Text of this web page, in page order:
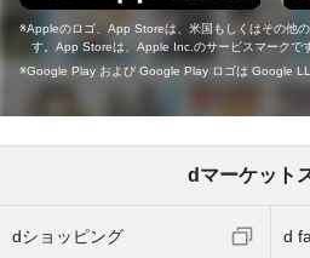
Appleのロゴ、App Storeは、米国もしくはその他
す。App Storeは、Apple Inc.のサービスマークです
Google Play および Google Play ロゴは Google
dマーケット
dショッピング d